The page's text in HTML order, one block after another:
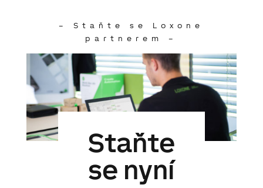
– Staňte se Loxone
partnerem –
Staňte
se nyní